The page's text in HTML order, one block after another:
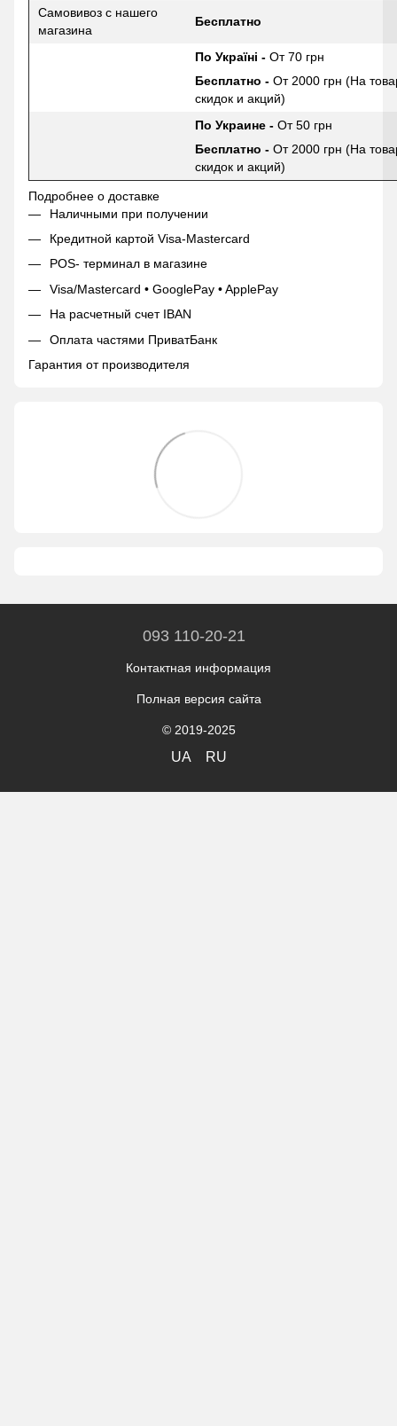
Самовивоз с нашего
магазина
Бесплатно
По Україні - От 70 грн
Бесплатно - От 2000 грн (На
скидок и акций)
По Украине - От 50 грн
Бесплатно - От 2000 грн (На
скидок и акций)
Подробнее о доставке
Наличными при получении
Кредитной картой Visa-Mastercard
POS- терминал в магазине
Visa/Mastercard • GooglePay • ApplePay
На расчетный счет IBAN
Оплата частями ПриватБанк
Гарантия от производителя
093 110-20-21
Контактная информация
Полная версия сайта
© 2019-2025
UA RU